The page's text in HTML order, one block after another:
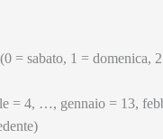
= sabato, 1 =
= 4, …, gennaio = 13,